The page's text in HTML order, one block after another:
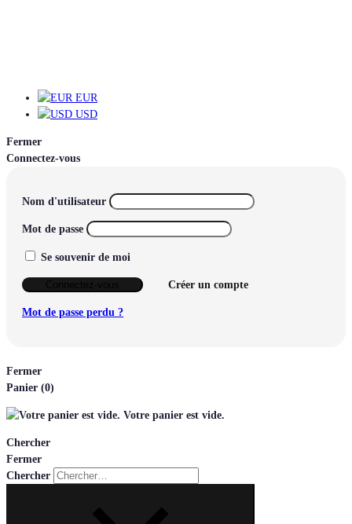
EUR
USD
Fermer
Connectez-vous
Nom d'utilisateur
Mot de passe
Se souvenir de moi
Créer un compte
Mot de passe perdu ?
Fermer
Panier (0)
Votre panier est vide.
Chercher
Fermer
Chercher